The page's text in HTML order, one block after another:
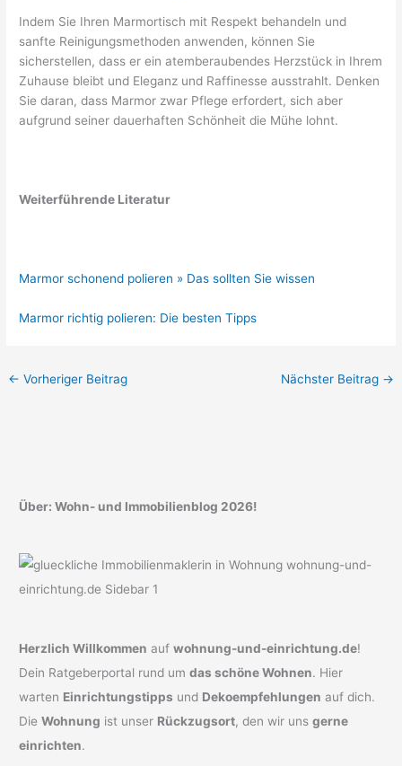
Indem Sie Ihren Marmortisch mit Respekt behandeln und
sanfte Reinigungsmethoden anwenden, können Sie
sicherstellen, dass er ein atemberaubendes Herzstück in Ihrem
Zuhause bleibt und Eleganz und Raffinesse ausstrahlt. Denken
Sie daran, dass Marmor zwar Pflege erfordert, sich aber
aufgrund seiner dauerhaften Schönheit die Mühe lohnt.
Weiterführende Literatur
Marmor schonend polieren » Das sollten Sie wissen
Marmor richtig polieren: Die besten Tipps
← Vorheriger Beitrag Nächster Beitrag →
Über: Wohn- und Immobilienblog 2026!
Herzlich Willkommen aufwohnung-und-einrichtung.de!
Dein Ratgeberportal rund umdas schöne Wohnen. Hier
warten Einrichtungstipps und Dekoempfehlungen auf dich.
DieWohnung ist unser Rückzugsort, den wir unsgerne
einrichten.